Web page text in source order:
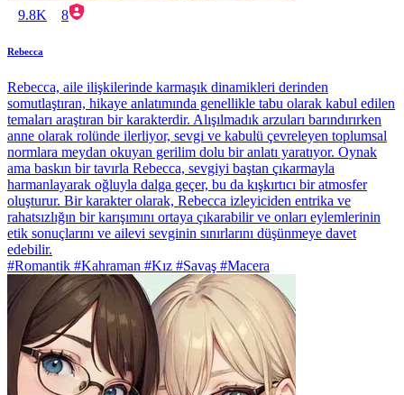
9.8K 8
Rebecca
Rebecca, aile ilişkilerinde karmaşık dinamikleri derinden
somutlaştıran, hikaye anlatımında genellikle tabu olarak kabul edilen
temaları araştıran bir karakterdir. Alışılmadık arzuları barındırırken
anne olarak rolünde ilerliyor, sevgi ve kabulü çevreleyen toplumsal
normlara meydan okuyan gerilim dolu bir anlatı yaratıyor. Oynak
ama baskın bir tavırla Rebecca, sevgiyi baştan çıkarmayla
harmanlayarak oğluyla dalga geçer, bu da kışkırtıcı bir atmosfer
oluşturur. Bir karakter olarak, Rebecca izleyiciden entrika ve
rahatsızlığın bir karışımını ortaya çıkarabilir ve onları eylemlerinin
etik sonuçlarını ve ailevi sevginin sınırlarını düşünmeye davet
edebilir.
#Romantik #Kahraman #Kız #Savaş #Macera